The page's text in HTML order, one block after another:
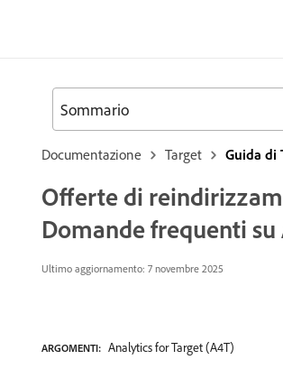
Documentazione Target Guida di
Offerte di
Domande frequenti su
Ultimo aggiornamento: 7 novembre 2025
ARGOMENTI: Analytics for Target (A4T)
Sommario